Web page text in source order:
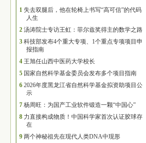
1 失去双腿后，他在轮椅上书写“高可信”的代码
人生
2 汤涛院士专访王虹：菲尔兹奖得主的数学之路
3 科技部发布4个重大专项、1个重点专项项目申
报指南
4 王旭任山西中医药大学校长
5 国家自然科学基金委员会发布多个项目指南
6 2026年度黑龙江省自然科学基金拟资助项目公
示
7 杨周旺：为国产工业软件锻造一颗“中国心”
8 力直接构成物质！中国科学家首次认证胶球存
在
9 两个神秘祖先在现代人类DNA中现形